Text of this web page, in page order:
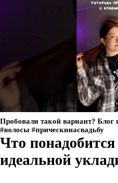
Пробовали такой вариант? Блог
#волосы #прическинасвадьбу
Что
идеальной